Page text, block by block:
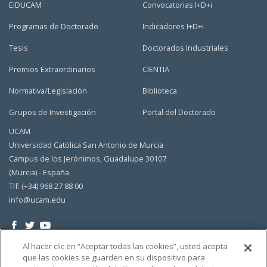
EIDUCAM
Programas de Doctorado
Tesis
Premios Extraordinarios
Normativa/Legislación
Grupos de Investigación
Convocatorias I+D+i
Indicadores I+D+i
Doctorados Industriales
CIENTIA
Biblioteca
Portal del Doctorado
UCAM
Universidad Católica San Antonio de Murcia
Campus de los Jerónimos, Guadalupe 30107
(Murcia) - España
Tlf: (+34) 968 27 88 00
info@ucam.edu
Al hacer clic en “Aceptar todas las cookies”, usted acepta
que las cookies se guarden en su dispositivo para